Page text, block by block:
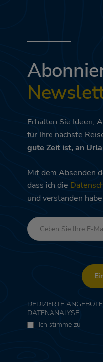
Erhalten Sie Ideen,
für Ihre nächste
gute Zeit ist, an
Mit dem Absenden
dass ich die
und verstanden habe
DEDIZIERTE
DATENANALYSE
Ich stimme zu